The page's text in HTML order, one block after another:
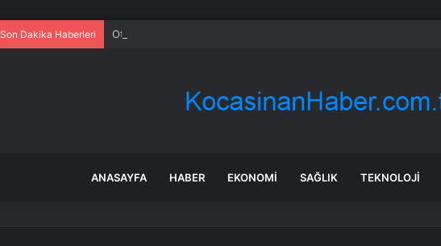
Son Dakika Haberleri Otoyolu başka bir renge boyadılar: Sıcaklık 10 derece birden çakıldı
ANASAYFA HABER EKONOMI SAĞLIK TEKNOLOJI